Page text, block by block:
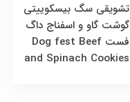
تشویقی سگ بیسکوییتی
گوشت گاو و اسفناج داگ
فست Dog fest Beef
and Spinach Cookies